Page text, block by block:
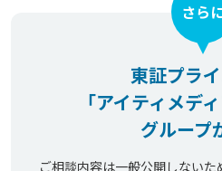
東証プラ
「アイティメデ
グループ
さら
ご相談内容は一般公開しない